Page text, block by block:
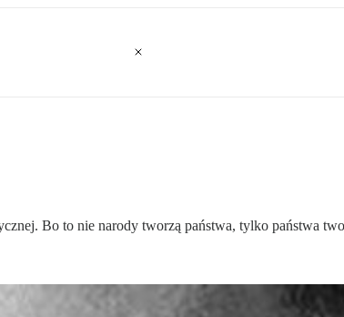
Bo to nie narody tworzą państwa, tylko państwa